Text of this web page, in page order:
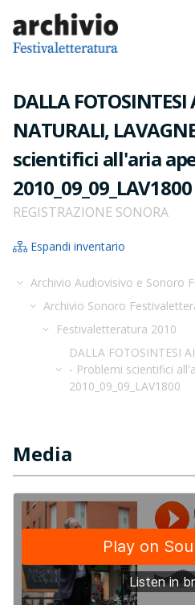
DALLA FOTOSINTESI
NATURALI,
scientifici all'aria
2010_09_09_LAV1800
REGISTRAZIONE SONORA
Espandi inventario
Archivio Audiovisivo e Sonoro
Archivio Sonoro
Festivaletteratura 2010
DALLA FOTOSINTESI
- Problemi scientifici
2010_09_09_LAV1800
Media